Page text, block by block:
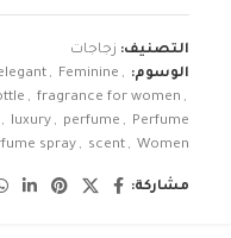
التصنيف: زجاجات
الوسوم:
, Feminine ,
, fragrance for women ,
, luxury , perfume , Perfume
spray , scent , Women
مشاركة: